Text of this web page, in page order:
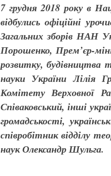
7 грудня 2018 року в
відбулись офіційні
Загальних зборів НАН
Порошенко, Прем’єр-
розвитку, будівництва
науки України Лілія
Комітету Верховної
Співаковський, інші
громадськості,
співробітник відділу
наук Олександр Шульга.